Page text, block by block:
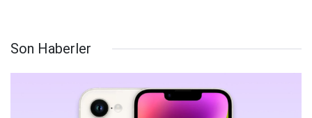
Son Haberler